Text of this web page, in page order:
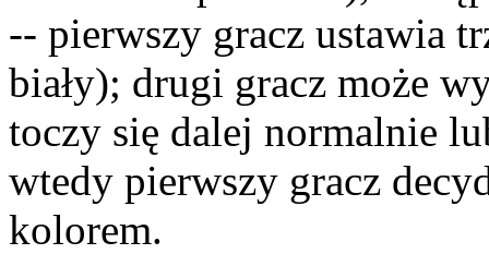
-- pierwszy gracz ustawia
biały); drugi gracz może
toczy się dalej normalnie
wtedy pierwszy gracz
kolorem.